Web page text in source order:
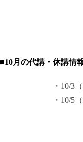
■10月の代講・休講情
・10/3
・10/5